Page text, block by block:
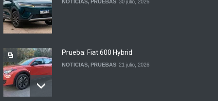
NOTICIAS, PRUEBAS 30 julio, 2026
Prueba: Fiat 600 Hybrid
NOTICIAS, PRUEBAS 21 julio, 2026